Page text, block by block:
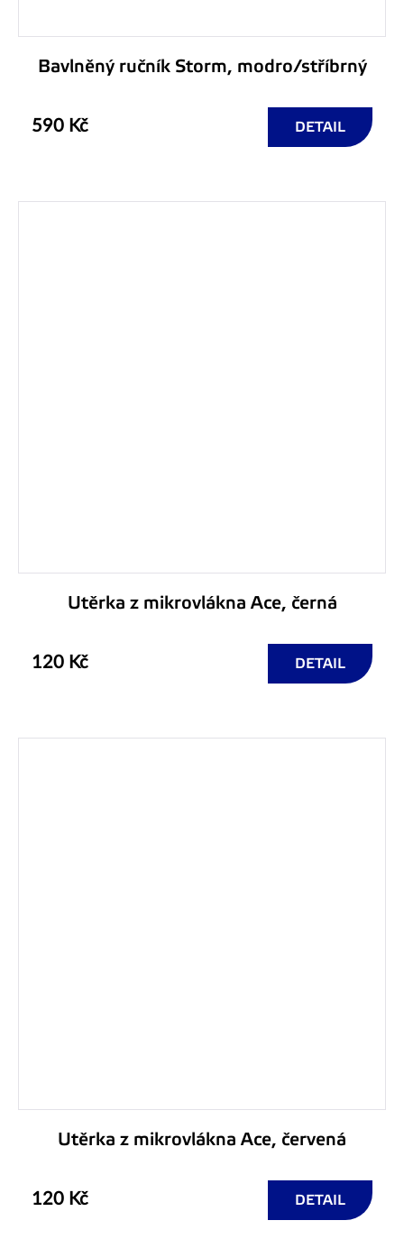
Bavlněný ručník Storm, modro/stříbrný
590 Kč DETAIL
Utěrka z mikrovlákna Ace, černá
120 Kč DETAIL
Utěrka z mikrovlákna Ace, červená
120 Kč DETAIL